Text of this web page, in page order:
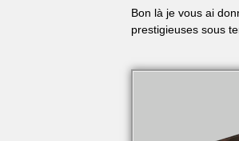
Bon là je vous ai
prestigieuses sous